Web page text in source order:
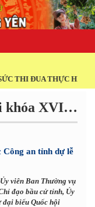
ĐUA THỰC HIỆN
Bầu cử đại biểu Quốc hội khóa XVI và đại biểu HĐND các cấp nhiệm kỳ 2026 - 2031
an tỉnh dự lễ
viên Ban Thường vụ
đạo bầu cử tỉnh, Ủy
đại biểu Quốc hội